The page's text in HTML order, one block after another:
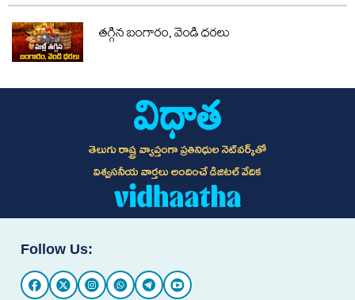
తగ్గిన బంగారం, వెండి ధరలు
తెలుగు రాష్ట్ర వ్యాప్తంగా ప్రతినిధుల నెట్‌వర్క్‌తో
విశ్వసనీయ వార్తలు అందించే డిజిటల్ వేదిక
Follow Us: